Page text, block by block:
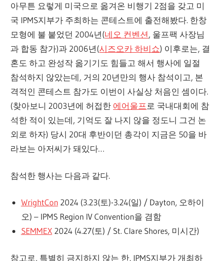
아무튼 요렇게 미국으로 옮겨온 비행기 2점을 갖고 미
국 IPMS지부가 주최하는 콘테스트에 출전해봤다. 한창
모형에 불 붙었던 2004년(네오 컨벤션, 울프팩 사장님
과 합동 참가)과 2006년(시즈오카 하비쇼) 이후로는, 결
혼도 하고 완성작 옮기기도 힘들고 해서 행사에 일절
참석하지 않았는데, 거의 20년만의 행사 참석이고, 본
격적인 콘테스트 참가도 이번이 사실상 처음인 셈이다.
(찾아보니 2003년에 허접한 에어울프로 국내대회에 참
석한 적이 있는데, 기억도 잘 나지 않을 정도니 그건 논
외로 하자) 당시 20대 후반이던 총각이 지금은 50을 바
라보는 아저씨가 돼있다…
참석한 행사는 다음과 같다.
WrightCon 2024 (3.23(토)-3.24(일) / Dayton, 오하이
오) – IPMS Region IV Convention을 겸함
SEMMEX2024 (4.27(토) / St. Clare Shores, 미시간)
참고로, 특별히 금지하지 않는 한, IPMS지부가 개최하